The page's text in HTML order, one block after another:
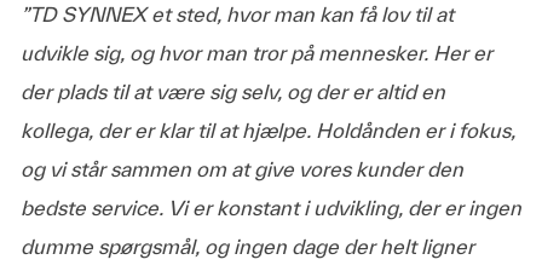
”TD SYNNEX et sted, hvor man kan få lov til at
udvikle sig, og hvor man tror på mennesker. Her er
der plads til at være sig selv, og der er altid en
kollega, der er klar til at hjælpe. Holdånden er i fokus,
og vi står sammen om at give vores kunder den
bedste service. Vi er konstant i udvikling, der er ingen
dumme spørgsmål, og ingen dage der helt ligner